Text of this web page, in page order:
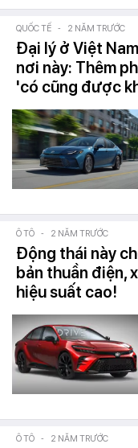
QUỐC TẾ - 2 NĂM TRƯỚC
Đại lý ở Việt
nơi này: Thêm
'có cũng được
Ô TÔ - 2 NĂM TRƯỚC
Động thái này
bản thuần điện,
hiệu suất cao!
Ô TÔ - 2 NĂM TRƯỚC